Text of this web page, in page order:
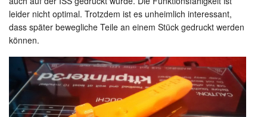
leider nicht optimal. Trotzdem ist es unheimlich interessant,
dass später bewegliche Teile an einem Stück gedruckt werden
können.